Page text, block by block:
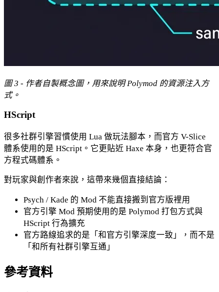
圖 3 - 作者自製概念圖，用來說明 Polymod 的資源注入方
式。
HScript
很多社群引擎習慣使用 Lua 做玩法腳本，而官方 V-Slice
體系使用的是 HScript。它更貼近 Haxe 本身，也更符合官
方程式碼體系。
對玩家與創作者來說，這帶來幾個直接結論：
Psych / Kade 的 Mod 不能直接搬到官方版裡用
官方引擎 Mod 預期使用的是 Polymod 打包方式與
HScript 行為擴充
官方路線追求的是「和官方引擎深度一致」，而不是
「和所有社群引擎互通」
參考資料